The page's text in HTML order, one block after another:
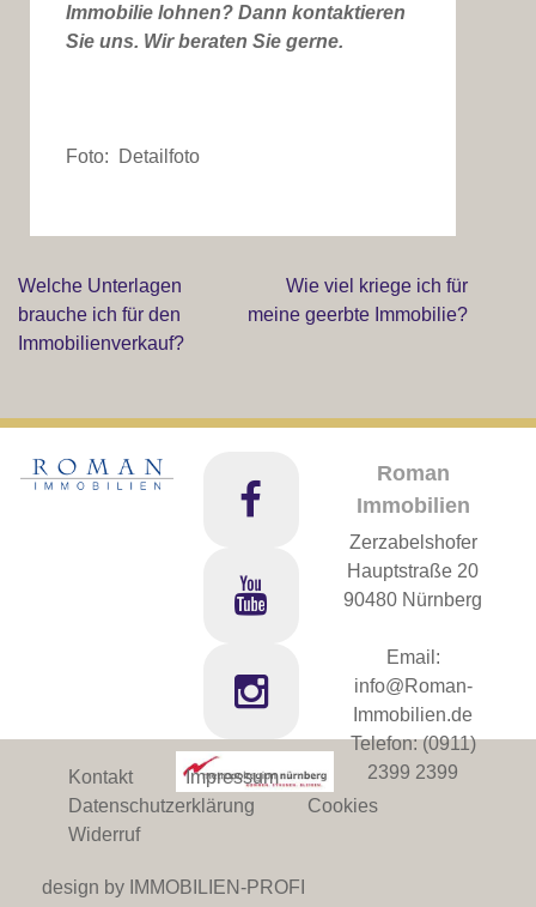
Immobilie lohnen? Dann kontaktieren
Sie uns. Wirberaten Sie gerne.
Foto: Detailfoto
Beitragsnavigation
Welche Unterlagen
brauche ich für den
Immobilienverkauf?
Wie viel kriege ich für
meine geerbte Immobilie?
Roman
Immobilien
Zerzabelshofer
Hauptstraße 20
90480 Nürnberg
Email:
info@Roman-
Immobilien.de
Telefon:(0911)
2399 2399
Kontakt
Impressum
Datenschutzerklärung
Cookies
Widerruf
design by IMMOBILIEN-PROFI